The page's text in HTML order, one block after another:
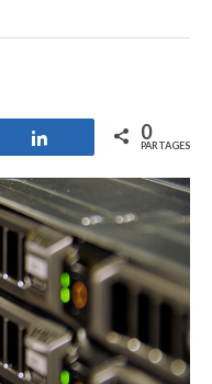
Partagez 0
PARTAGES